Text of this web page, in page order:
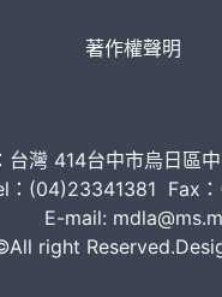
著作權聲明
台灣 414台中市烏日區
：(04)23341381 Fax
E-mail:
right